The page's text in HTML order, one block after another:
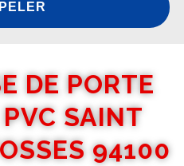
DE PORTE
SAINT
94100